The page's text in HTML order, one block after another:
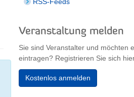
Veranstaltung melden
Sie sind Veranstalter und möchten
eintragen? Registrieren Sie sich
Kostenlos anmelden